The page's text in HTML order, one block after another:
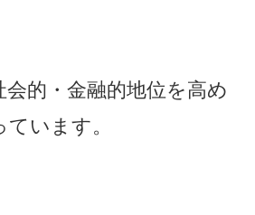
的・金融的地位を高め
います。